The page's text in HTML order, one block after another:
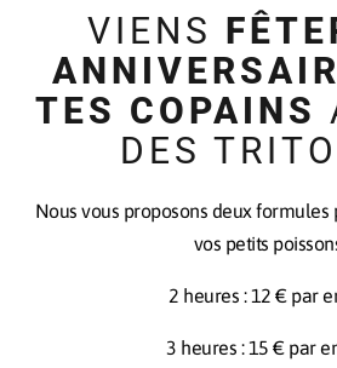
VIENS
TES COPAINS
DES
Nous vous proposons deux formules
vos petits
2 heures : 12 € par
3 heures : 15 € par